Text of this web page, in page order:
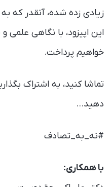
زیادی زده شده، آنقدر که
این اپیزود، با نگاهی علمی
خواهیم پرداخت.
تماشا کنید، به اشتراک
دهید…
#نه_به_تصادف
با همکاری: